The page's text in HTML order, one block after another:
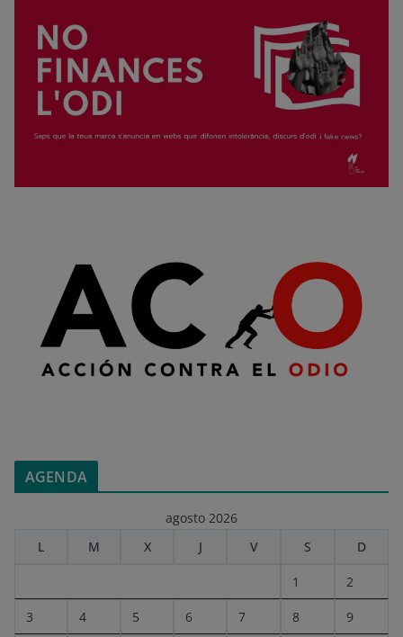
AGENDA
agosto 2026
L
M X J V S D
1 2
3 4 5 6 7 8 9